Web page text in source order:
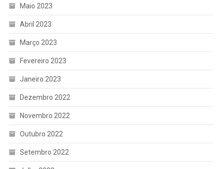
Maio 2023
Abril 2023
Março 2023
Fevereiro 2023
Janeiro 2023
Dezembro 2022
Novembro 2022
Outubro 2022
Setembro 2022